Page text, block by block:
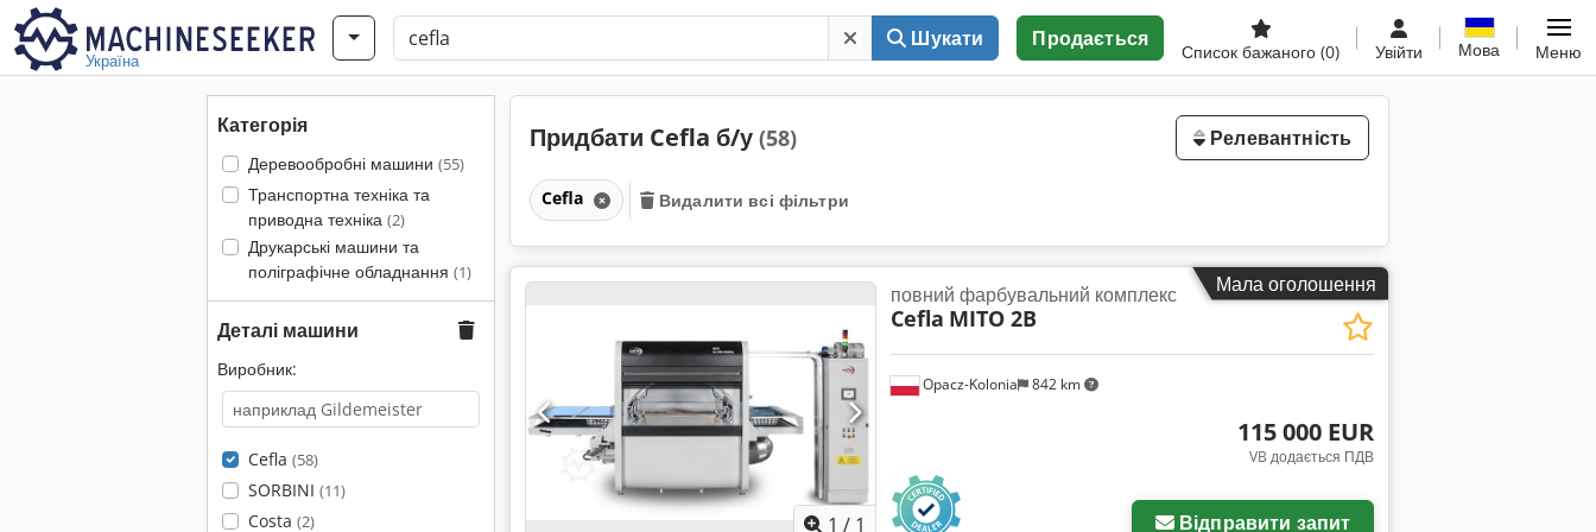
Україна
Шукати Продається
Список бажаного (0) Увійти Мова Меню
Категорія
Деревообробні машини (55)
Транспортна техніка та
приводна техніка (2)
Друкарські машини та
поліграфічне обладнання (1)
Деталі машини
Виробник:
Cefla (58)
SORBINI (11)
Costa (2)
Придбати Cefla б/у (58) Релевантність
Cefla Видалити всі фільтри
Мала оголошення
1 / 1
Opacz-Kolonia 842 km
повний фарбувальний комплекс
Cefla MITO 2B
115 000 EUR
VB додається ПДВ
Відправити запит